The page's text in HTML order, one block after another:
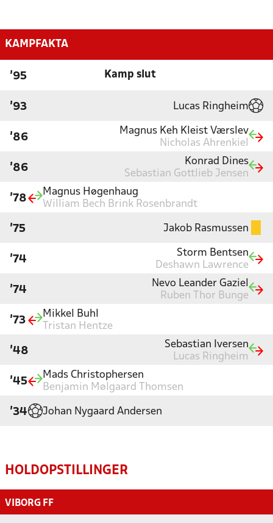
KAMPFAKTA
'95 Kamp slut
'93 Lucas Ringheim
'86
Magnus Keh Kleist Værslev
Nicholas Ahrenkiel
'86
Konrad Dines
Sebastian Gottlieb Jensen
'78
Magnus Høgenhaug
William Bech Brink Rosenbrandt
'75 Jakob Rasmussen
'74
Storm Bentsen
Deshawn Lawrence
'74
Nevo Leander Gaziel
Ruben Thor Bunge
'73
Mikkel Buhl
Tristan Hentze
'48
Sebastian Iversen
Lucas Ringheim
'45
Mads Christophersen
Benjamin Mølgaard Thomsen
'34 Johan Nygaard Andersen
HOLDOPSTILLINGER
VIBORG FF